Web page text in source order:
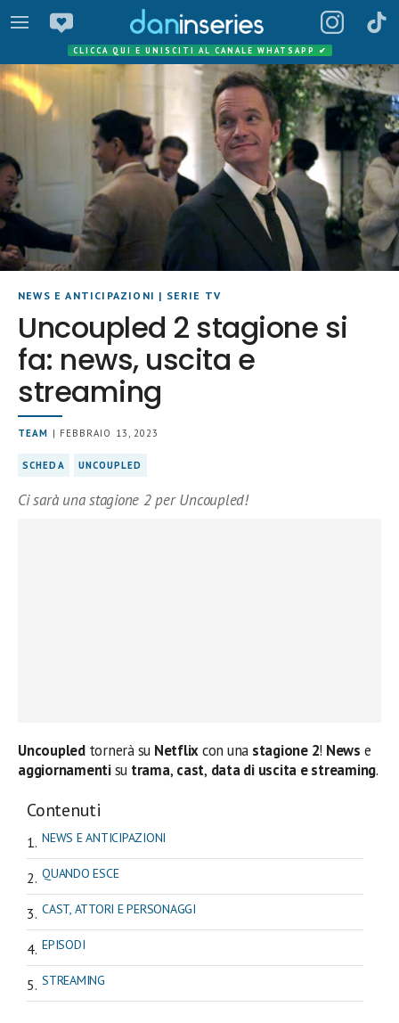
CLICCA QUI E UNISCITI AL CANALE WHATSAPP ✔
NEWS E ANTICIPAZIONI | SERIE TV
Uncoupled 2 stagione si
fa: news, uscita e
streaming
TEAM | FEBBRAIO 13, 2023
SCHEDA UNCOUPLED
Ci sarà una stagione 2 per Uncoupled!
Uncoupledtornerà su Netflixcon una stagione 2! News e
aggiornamentisu trama, cast, data di uscita e streaming.
Contenuti
NEWS E ANTICIPAZIONI
QUANDO ESCE
CAST, ATTORI E PERSONAGGI
EPISODI
STREAMING